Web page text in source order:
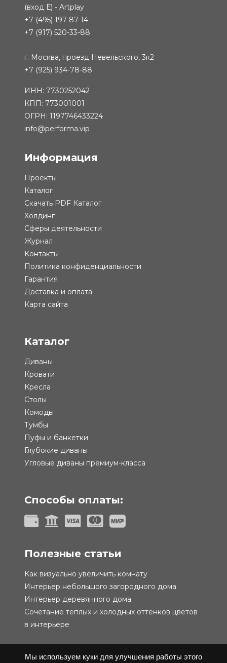
Мы используем куки для улучшения работы этого
(вход Е) - Artplay
+7 (495) 197-87-14
+7 (917) 520-33-88
г. Москва, проезд Невельского, 3к2
+7 (925) 934-78-88
ИНН: 7730252042
КПП: 773001001
ОГРН: 1197746433224
info@performa.vip
Информация
Проекты
Каталог
Скачать PDF Каталог
Холдинг
Сферы деятельности
Журнал
Контакты
Политика конфиденциальности
Гарантия
Доставка и оплата
Карта сайта
Каталог
Диваны
Кровати
Кресла
Столы
Комоды
Тумбы
Пуфы и банкетки
Глубокие диваны
Угловые диваны премиум-класса
Способы оплаты:
Полезные статьи
Как визуально увеличить комнату
Интерьер небольшого загородного дома
Интерьер деревянного дома
Сочетание теплых и холодных оттенков цветов
в интерьере